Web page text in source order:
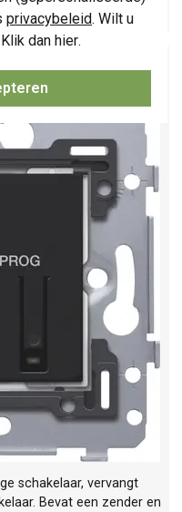
privacybeleid. Wilt u
dan hier.
+
schakelaar, vervangt
Bevat een zender en